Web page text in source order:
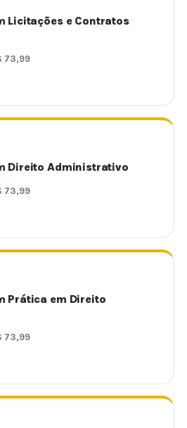
Licitações e Contratos
73,99
Direito Administrativo
73,99
Prática em Direito
73,99